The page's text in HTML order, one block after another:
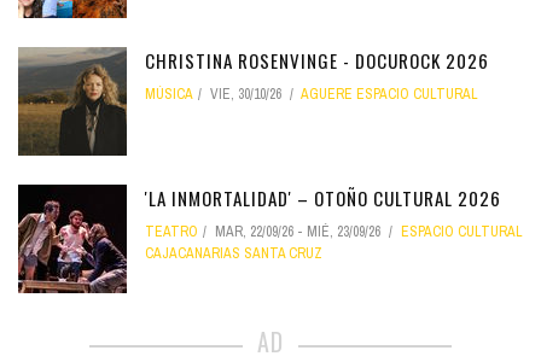
CHRISTINA ROSENVINGE - DOCUROCK 2026
MÚSICA VIE, 30/10/26 AGUERE ESPACIO CULTURAL
'LA INMORTALIDAD' – OTOÑO CULTURAL 2026
TEATRO MAR, 22/09/26 - MIÉ, 23/09/26
ESPACIO CULTURAL
CAJACANARIAS SANTA CRUZ
AD